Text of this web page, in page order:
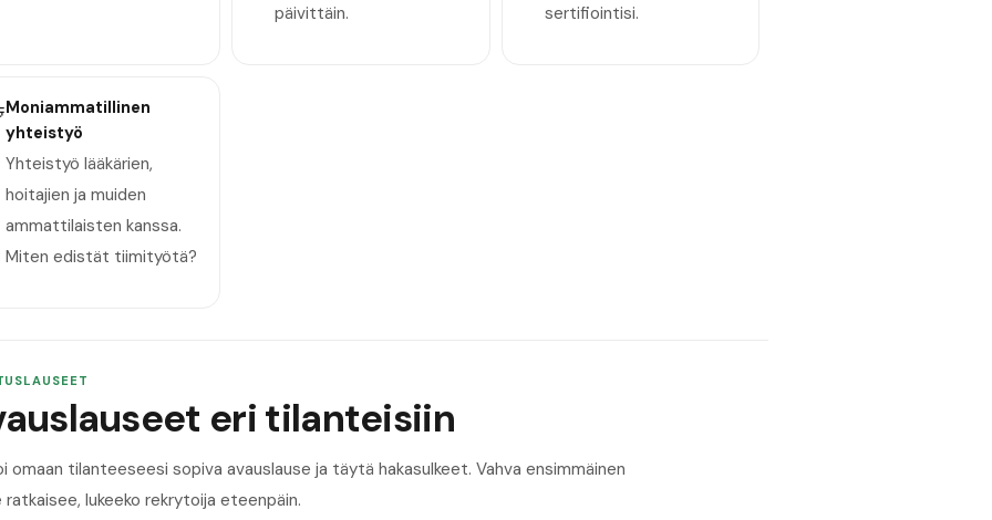
päivittäin.
sertifiointisi.
Moniammatillinen
yhteistyö
Yhteistyö lääkärien,
hoitajien ja muiden
ammattilaisten kanssa.
Miten edistät tiimityötä?
eri tilanteisiin
omaan tilanteeseesi sopiva avauslause ja täytä hakasulkeet. Vahva ensimmäinen
ratkaisee, lukeeko rekrytoija eteenpäin.